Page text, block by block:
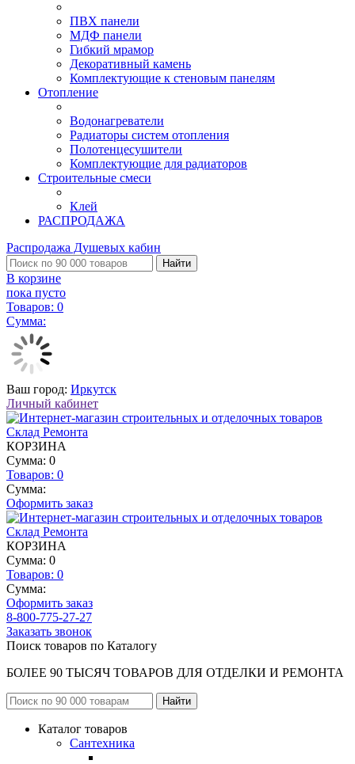
ПВХ панели
МДФ панели
Гибкий мрамор
Декоративный камень
Комплектующие к стеновым панелям
Отопление
Водонагреватели
Радиаторы систем отопления
Полотенцесушители
Комплектующие для радиаторов
Строительные смеси
Клей
РАСПРОДАЖА
Распродажа Душевых кабин
Найти
В корзине
пока пусто
Товаров: 0
Сумма:
Ваш город: Иркутск
Личный кабинет
КОРЗИНА
Сумма: 0
Товаров: 0
Сумма:
Оформить заказ
КОРЗИНА
Сумма: 0
Товаров: 0
Сумма:
Оформить заказ
8-800-775-27-27
Заказать звонок
Поиск товаров по Каталогу
БОЛЕЕ 90 ТЫСЯЧ ТОВАРОВ ДЛЯ ОТДЕЛКИ И РЕМОНТА
Каталог товаров
Сантехника